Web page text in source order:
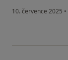
10. července 2025 •